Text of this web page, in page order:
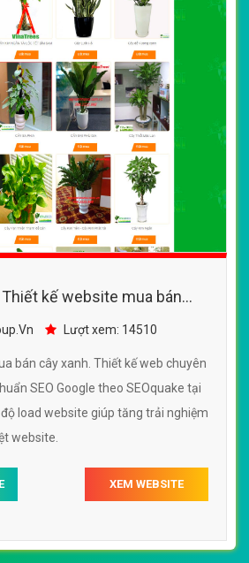
kế website mua bán
nghiệp chuẩn SEO
Lượt xem: 14510
bán cây xanh. Thiết kế web chuyên
SEO Google theo SEOquake tại
load website giúp tăng trải nghiệm
website.
XEM WEBSITE